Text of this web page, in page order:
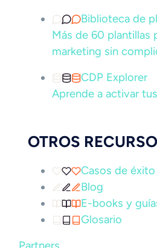
Biblioteca de
Más de 60 plantillas
marketing sin
CDP Explorer
Aprende a activar
OTROS
Casos de éxito
Blog
E-books y
Glosario